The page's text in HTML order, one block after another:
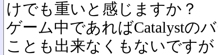
けでも重いと感じますか？
ゲーム中であればCatalystの
ことも出来なくもないですが